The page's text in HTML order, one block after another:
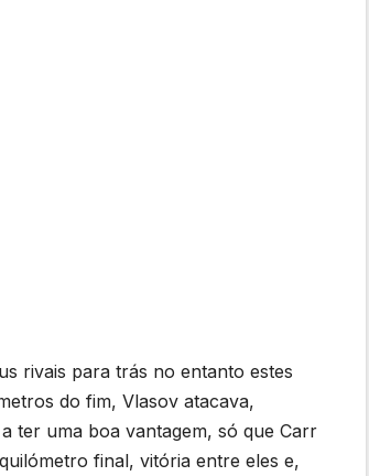
rivais para trás no entanto estes
do fim, Vlasov atacava,
ter uma boa vantagem, só que Carr
final, vitória entre eles e,